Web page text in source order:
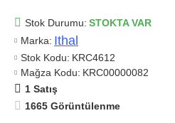
Stok Durumu: STOKTA VAR
Marka: Ithal
Stok Kodu: KRC4612
Mağza Kodu: KRC00000082
1 Satış
1665 Görüntülenme